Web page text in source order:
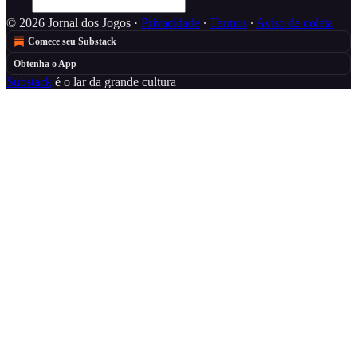
© 2026 Jornal dos Jogos · Privacidade ∙ Termos ∙ Aviso de coleta
Comece seu Substack
Obtenha o App
Substack é o lar da grande cultura